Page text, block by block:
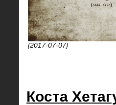
[2017-07-07]
Коста